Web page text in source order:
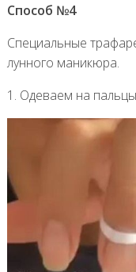
Способ №4
Специальные
лунного маникюра.
1. Одеваем на